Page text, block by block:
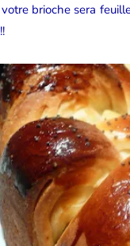
brioche sera